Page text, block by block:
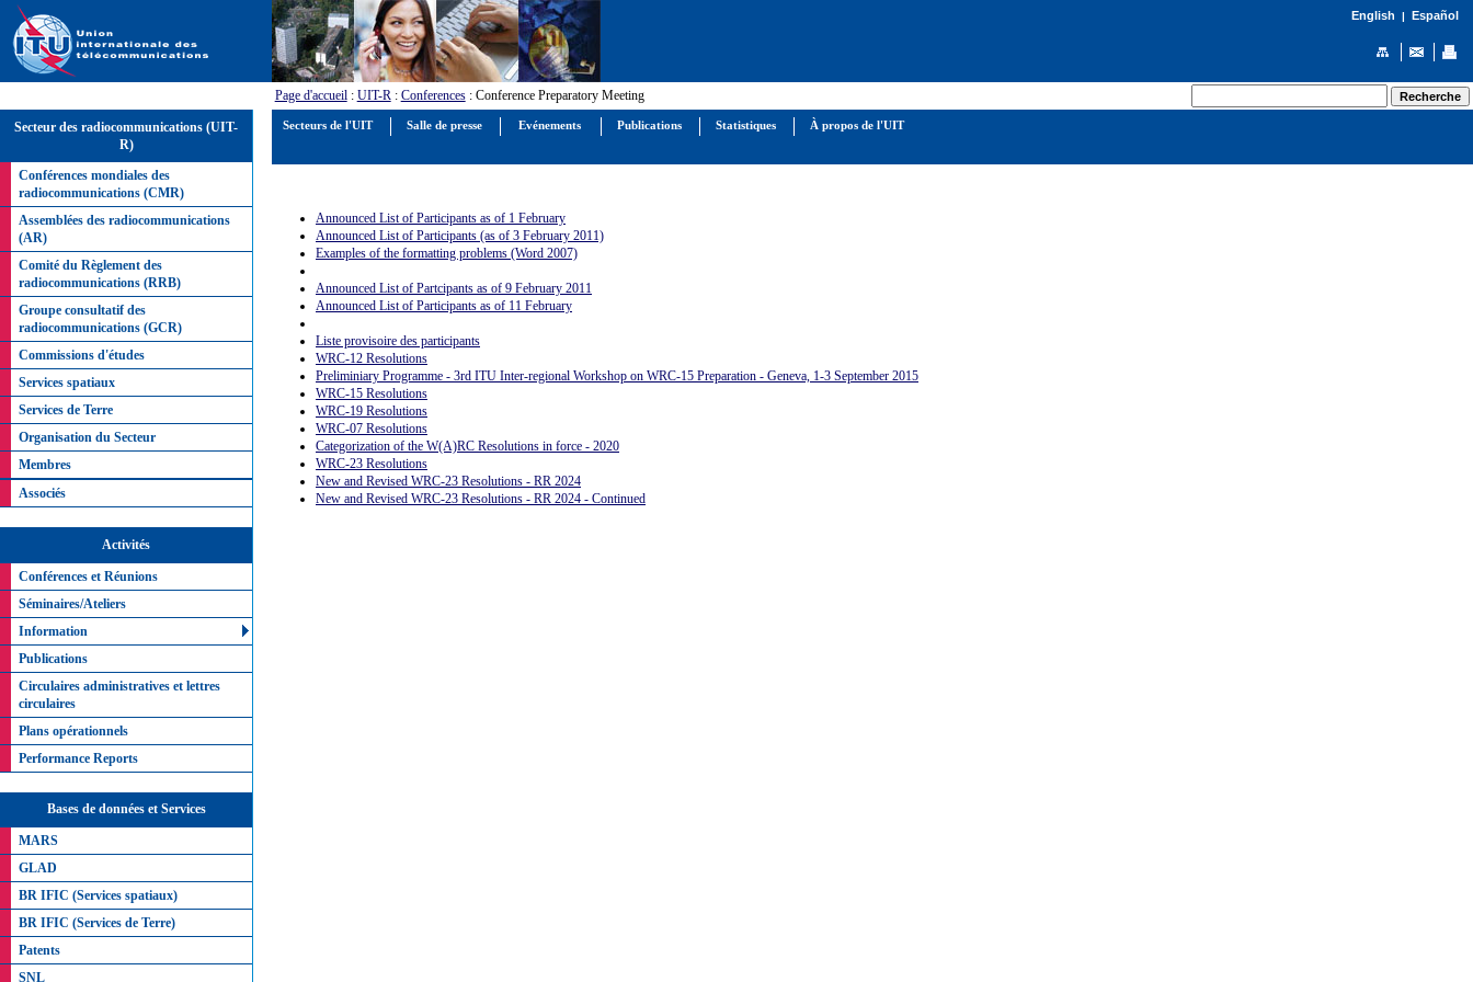
English | Español
Page d'accueil: UIT-R: Conferences: Conference Preparatory Meeting
Secteur des radiocommunications (UIT-
R)
Conférences mondiales des
radiocommunications (CMR)
Assemblées des radiocommunications
(AR)
Comité du Règlement des
radiocommunications (RRB)
Groupe consultatif des
radiocommunications (GCR)
Commissions d'études
Services spatiaux
Services de Terre
Organisation du Secteur
Membres
Associés
Activités
Conférences et Réunions
Séminaires/Ateliers
Information
Publications
Circulaires administratives et lettres
circulaires
Plans opérationnels
Performance Reports
Bases de données et Services
MARS
GLAD
BR IFIC (Services spatiaux)
BR IFIC (Services de Terre)
Patents
SNL
Announced List of Participants as of 1 February
Announced List of Participants (as of 3 February 2011)
Examples of the formatting problems (Word 2007)
Announced List of Partcipants as of 9 February 2011
Announced List of Participants as of 11 February
Liste provisoire des participants
WRC-12 Resolutions
Preliminiary Programme - 3rd ITU Inter-regional Workshop on WRC-15 Preparation - Geneva, 1-3 September 2015
WRC-15 Resolutions
WRC-19 Resolutions
WRC-07 Resolutions
Categorization of the W(A)RC Resolutions in force - 2020
WRC-23 Resolutions
New and Revised WRC-23 Resolutions - RR 2024
New and Revised WRC-23 Resolutions - RR 2024 - Continued
Secteurs de l'UIT Salle de presse Evénements Publications Statistiques À propos de l'UIT